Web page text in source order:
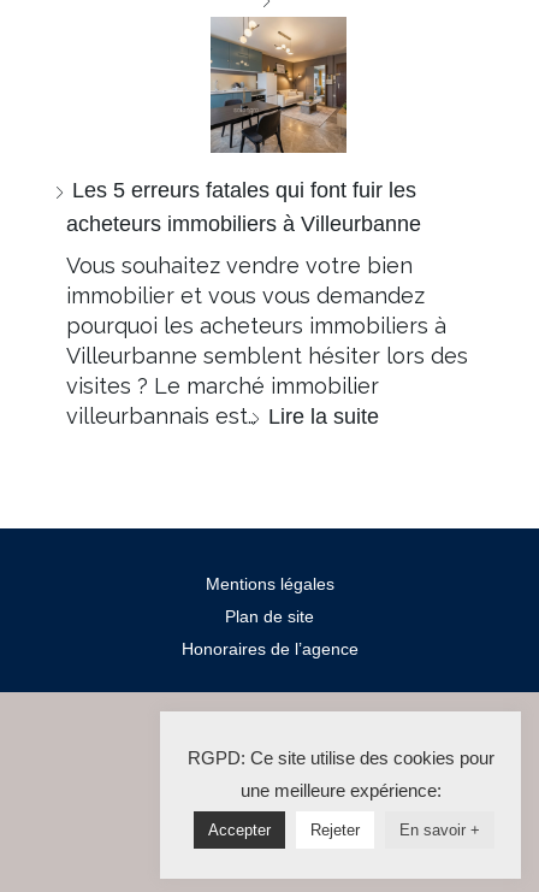
Les 5 erreurs fatales qui font fuir les
acheteurs immobiliers à Villeurbanne
Vous souhaitez vendre votre bien
immobilier et vous vous demandez
pourquoi les acheteurs immobiliers à
Villeurbanne semblent hésiter lors des
visites ? Le marché immobilier
villeurbannais est… Lire la suite
Mentions légales
Plan de site
Honoraires de l’agence
La Solution Immo
RGPD: Ce site utilise des cookies pour
une meilleure expérience:
Accepter Rejeter En savoir +